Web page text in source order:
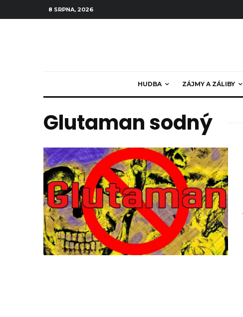
8 SRPNA, 2026
HUDBA ZÁJMY A ZÁLIBY
Glutaman sodný